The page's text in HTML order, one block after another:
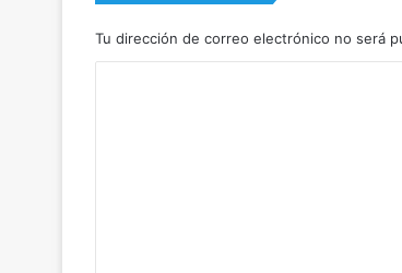
Tu dirección de correo electrónico no será